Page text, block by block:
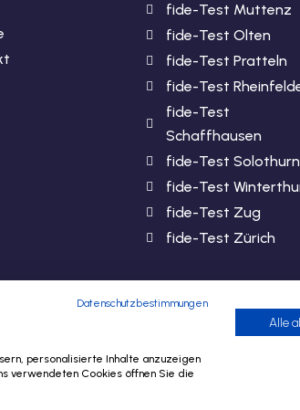
fide-Test Muttenz
fide-Test Olten
fide-Test Pratteln
fide-Test
fide-Test
Schaffhausen
fide-Test Solothurn
fide-Test
fide-Test Zug
fide-Test Zürich
2024 SLA-Basel. All Rights Reserved.​
Datenschutzbestimmungen
personalisierte Inhalte anzuzeigen
verwendeten Cookies öffnen Sie die
Alle